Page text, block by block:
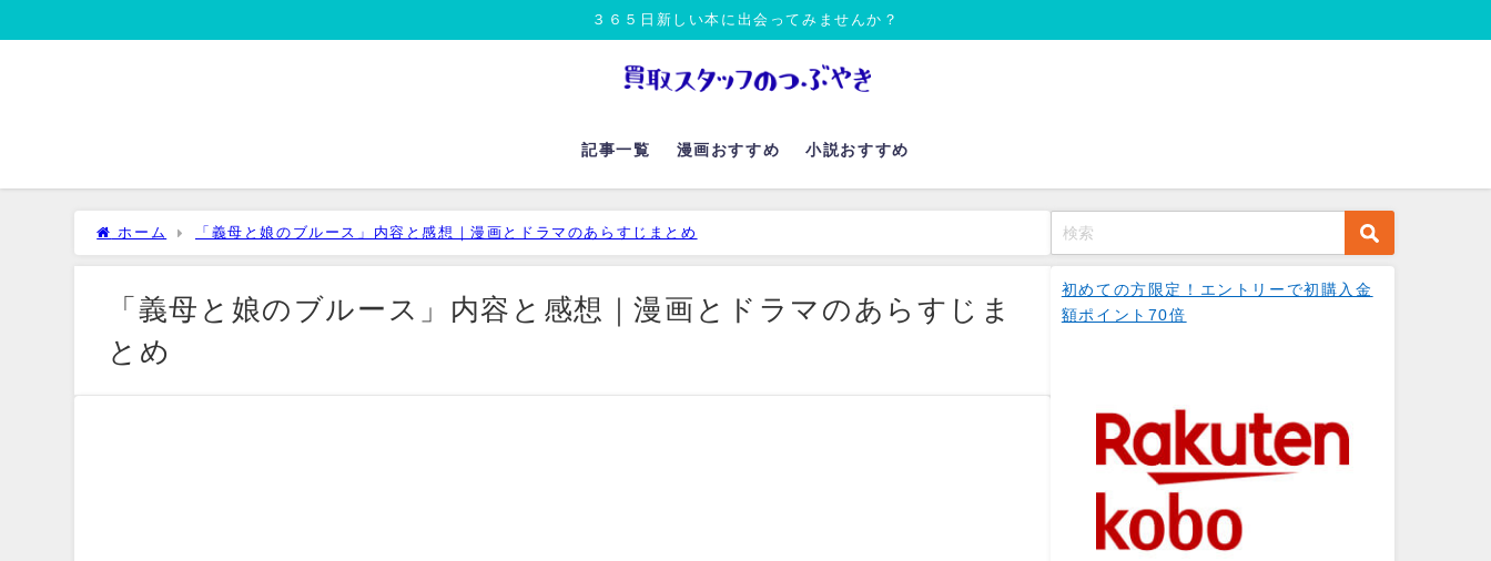
３６５日新しい本に出会ってみませんか？
記事一覧 漫画おすすめ 小説おすすめ
ホーム 「義母と娘のブルース」内容と感想｜漫画とドラマのあらすじまとめ
「義母と娘のブルース」内容と感想｜漫画とドラマのあらすじま
とめ
初めての方限定！エントリーで初購入金
額ポイント70倍